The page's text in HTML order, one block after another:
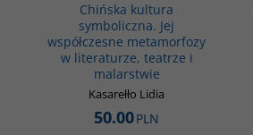
Chińska kultura
symboliczna. Jej
współczesne metamorfozy
w literaturze, teatrze i
malarstwie
Kasarełło Lidia
50.00PLN